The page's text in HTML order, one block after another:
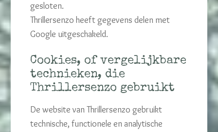
gesloten.
Thrillersenzo heeft gegevens delen met
Google uitgeschakeld.
Cookies, of vergelijkbare
technieken, die
Thrillersenzo gebruikt
De website van Thrillersenzo gebruikt
technische, functionele en analytische